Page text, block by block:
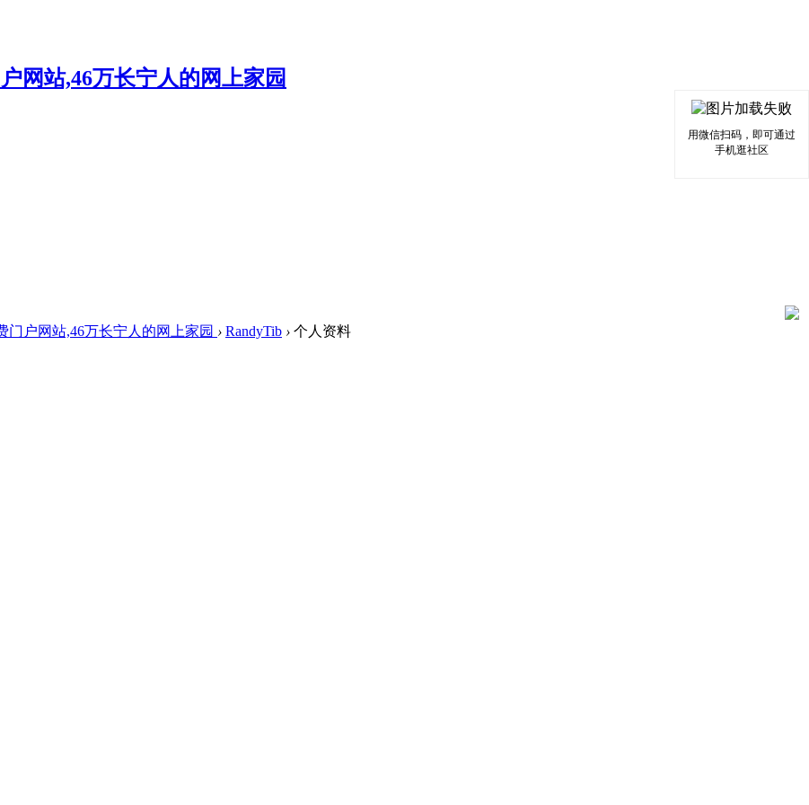
用微信扫码，即可通过
手机逛社区
户网站,46万长宁人的网上家园 › RandyTib › 个人资料